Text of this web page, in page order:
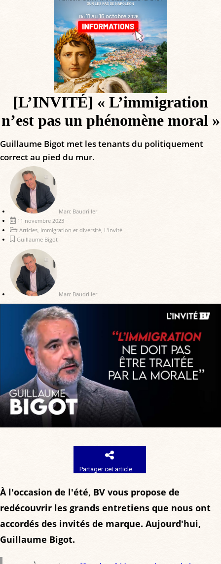
[L’INVITÉ] « L’immigration
n’est pas un phénomène moral »
Guillaume Bigot met les tenants du politiquement
correct au pied du mur.
Marc Baudriller
11 novembre 2023
Articles Immigration et diversité L'invité
Guillaume Bigot
Marc Baudriller
Partager cet article
À l'occasion de l'été, BV vous propose de
redécouvrir les grands entretiens que nous ont
accordés des invités de marque. Aujourd'hui,
Guillaume Bigot.